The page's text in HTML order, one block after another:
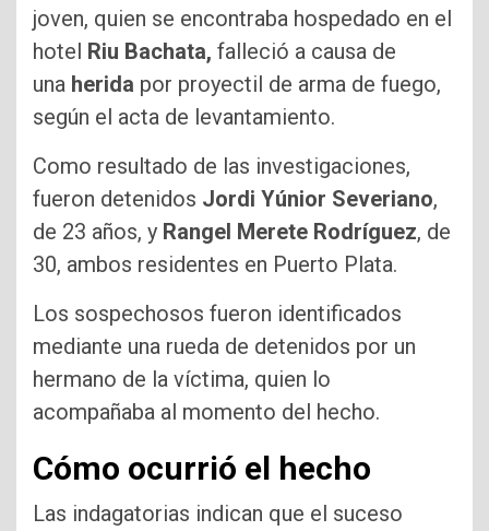
joven, quien se encontraba hospedado en el
hotel Riu Bachata, falleció a causa de
una herida por proyectil de arma de fuego,
según el acta de levantamiento.
Como resultado de las investigaciones,
fueron detenidos Jordi Yúnior Severiano,
de 23 años, y Rangel Merete Rodríguez, de
30, ambos residentes en Puerto Plata.
Los sospechosos fueron identificados
mediante una rueda de detenidos por un
hermano de la víctima, quien lo
acompañaba al momento del hecho.
Cómo ocurrió el hecho
Las indagatorias indican que el suceso